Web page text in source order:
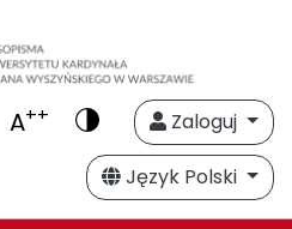
A++
Zaloguj
Język Polski